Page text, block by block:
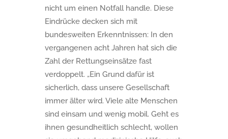
nicht um einen Notfall handle. Diese
Eindrücke decken sich mit
bundesweiten Erkenntnissen: In den
vergangenen acht Jahren hat sich die
Zahl der Rettungseinsätze fast
verdoppelt. „Ein Grund dafür ist
sicherlich, dass unsere Gesellschaft
immer älter wird. Viele alte Menschen
sind einsam und wenig mobil. Geht es
ihnen gesundheitlich schlecht, wollen